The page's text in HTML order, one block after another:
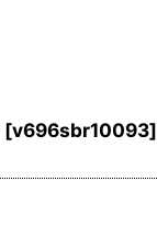
[v696sbr10093]